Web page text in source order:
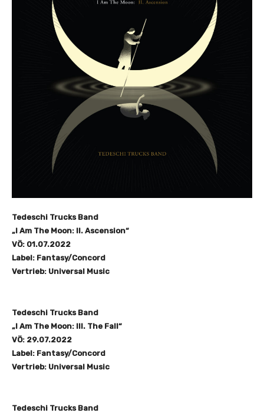
Tedeschi Trucks Band
„I Am The Moon: II. Ascension“
VÖ: 01.07.2022
Label: Fantasy/Concord
Vertrieb: Universal Music
Tedeschi Trucks Band
„I Am The Moon: III. The Fall“
VÖ: 29.07.2022
Label: Fantasy/Concord
Vertrieb: Universal Music
Tedeschi Trucks Band